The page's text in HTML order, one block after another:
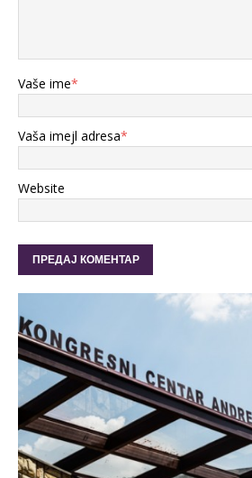
Vaše ime*
Vaša imejl adresa*
Website